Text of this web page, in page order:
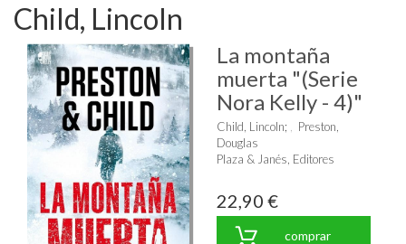
Child, Lincoln
La montaña
muerta "(Serie
Nora Kelly - 4)"
Child, Lincoln;
Preston,
Douglas
Plaza & Janés, Editores
22,90 €
comprar